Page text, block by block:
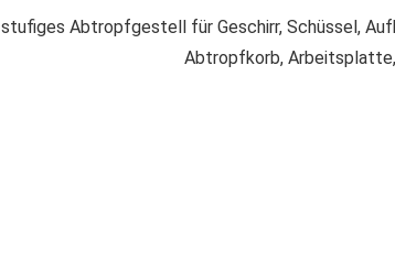
2-stufiges Abtropfgestell für Geschirr, Schüssel,
Abtropfkorb, Arbeitsplatte,